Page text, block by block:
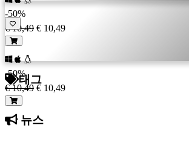
PT
RO
RU
SR
SV
TH
TR
UK
VI
-50%
€ 10,49 € 10,49
-50%
€ 10,49 € 10,49
태그
뉴스